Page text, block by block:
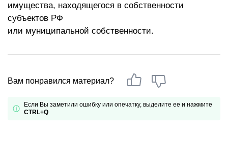
имущества, находящегося в собственности
субъектов РФ
или муниципальной собственности.
Вам понравился материал?
Если Вы заметили ошибку или опечатку, выделите ее и нажмите
CTRL+Q